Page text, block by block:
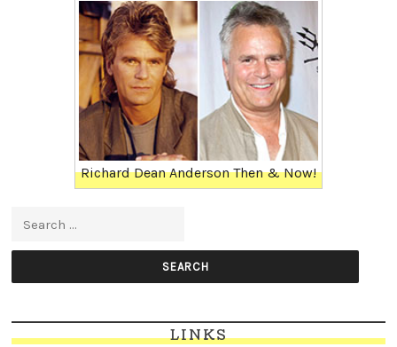
Richard Dean Anderson Then & Now!
Search for:
LINKS